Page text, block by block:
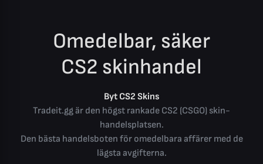
Omedelbar, säker
CS2 skinhandel
Byt CS2 Skins
Tradeit.gg är den högst rankade CS2 (CSGO) skin-
handelsplatsen.
Den bästa handelsboten för omedelbara affärer med de
lägsta avgifterna.